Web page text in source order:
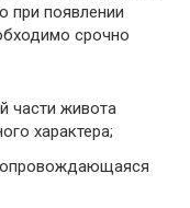
при появлении
срочно
части живота
характера;